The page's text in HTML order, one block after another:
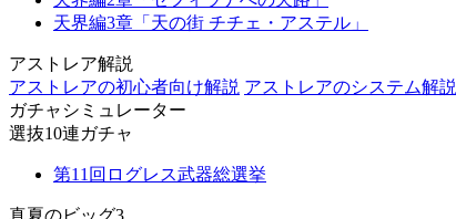
天界編3章「天の街 チチェ・アステル」
アストレア解説
アストレアの初心者向け解説 アストレアのシステム解説
ガチャシミュレーター
選抜10連ガチャ
第11回ログレス武器総選挙
真夏のビッグ3